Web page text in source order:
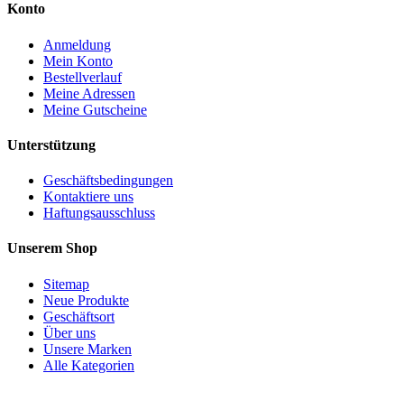
Konto
Anmeldung
Mein Konto
Bestellverlauf
Meine Adressen
Meine Gutscheine
Unterstützung
Geschäftsbedingungen
Kontaktiere uns
Haftungsausschluss
Unserem Shop
Sitemap
Neue Produkte
Geschäftsort
Über uns
Unsere Marken
Alle Kategorien